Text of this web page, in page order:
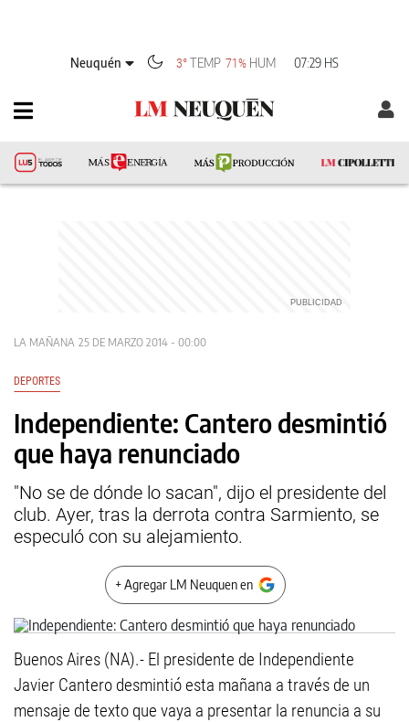
Neuquén 3° TEMP 71% HUM 07:29 HS
LA MAÑANA 25 DE MARZO 2014 - 00:00
DEPORTES
Independiente: Cantero desmintió
que haya renunciado
"No se de dónde lo sacan", dijo el presidente del
club. Ayer, tras la derrota contra Sarmiento, se
especuló con su alejamiento.
+ Agregar LM Neuquen en
Buenos Aires (NA).- El presidente de Independiente
Javier Cantero desmintió esta mañana a través de un
mensaje de texto que vaya a presentar la renuncia a su